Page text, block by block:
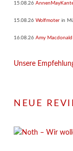
15.08.26
15.08.26 Wolfmoter in
16.08.26 Amy Macdonald
Unsere
NEUE